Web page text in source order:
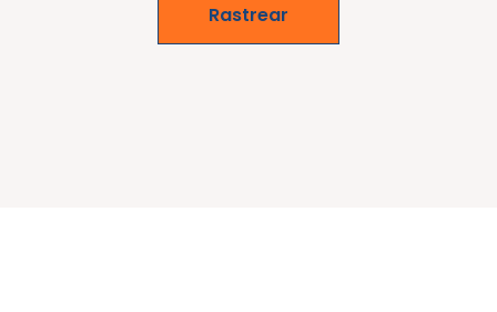
Rastrear